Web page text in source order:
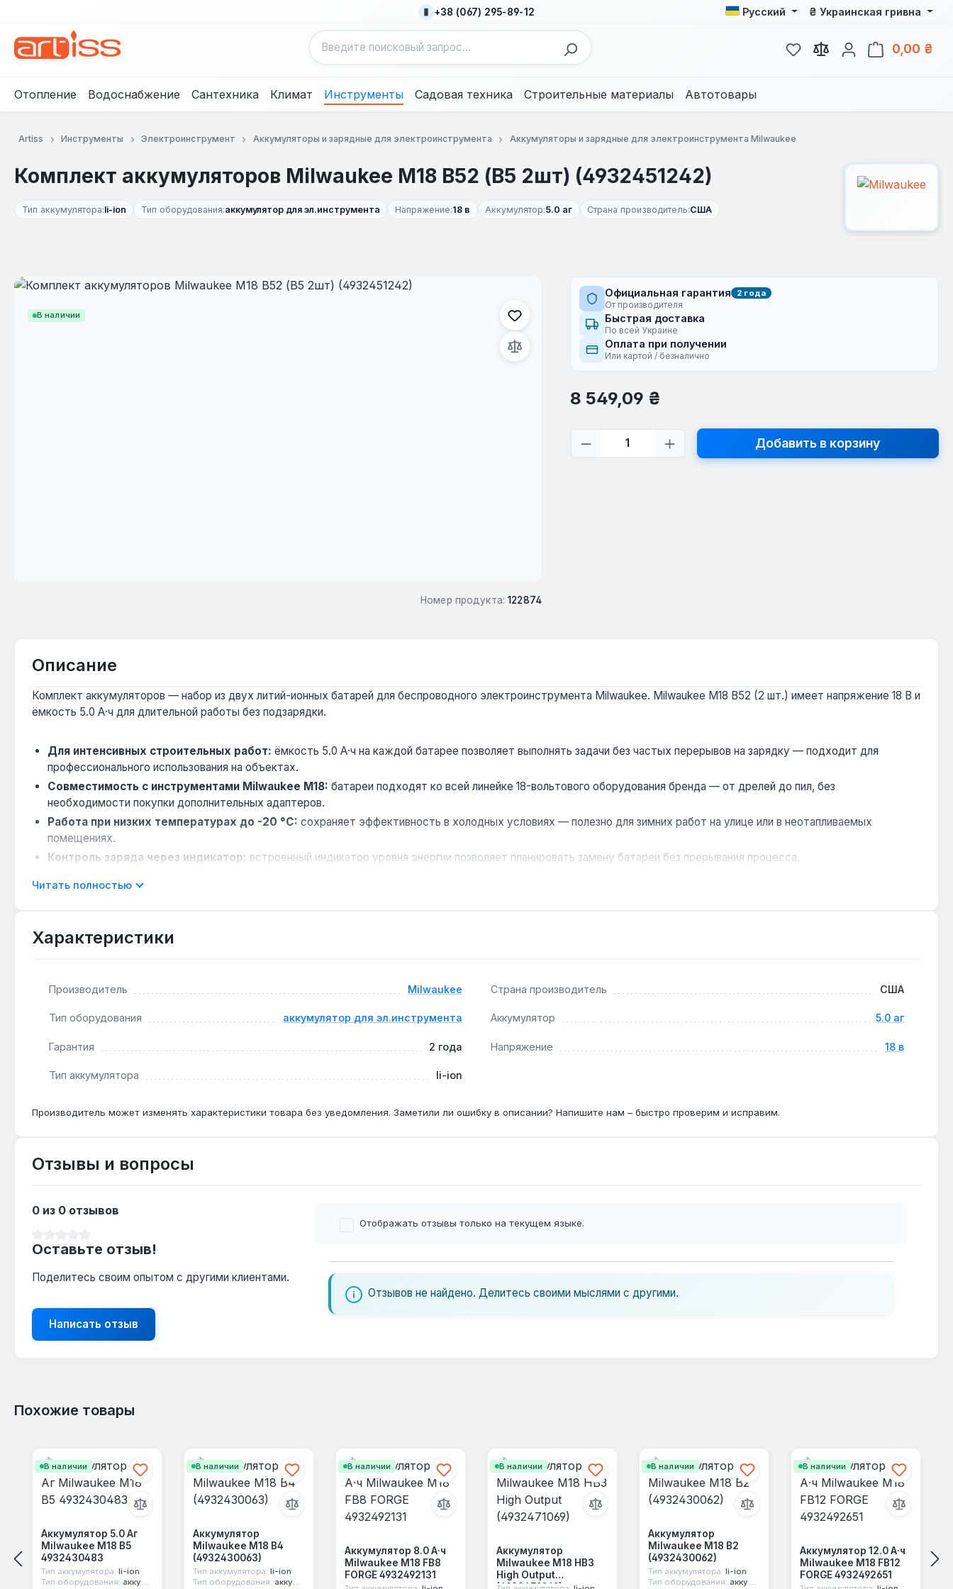
+38 (067) 295-89-12 Русский ₴ Украинская гривна
У вас есть товары из
0,00 ₴
Отопление Водоснабжение Сантехника Климат Инструменты Садовая техника Строительные материалы Автотовары
Artiss Инструменты Электроинструмент Аккумуляторы и зарядные для электроинструмента Аккумуляторы и зарядные для электроинструмента Milwaukee
Комплект аккумуляторов Milwaukee M18 B52 (В5 2шт) (4932451242)
Тип аккумулятора:li-ion Тип оборудования:аккумулятор для эл.инструмента Напряжение:18 в Аккумулятор:5.0 аг Страна производитель:США
В наличии
Пропустить галерею изображений
Номер продукта: 122874
Официальная гарантия 2 года
От производителя
Быстрая доставка
По всей Украине
Оплата при получении
Или картой / безналично
Обычная цена:
8 549,09 ₴
Количество продукта: введите желаемое
Добавить в корзину
Описание
Комплект аккумуляторов — набор из двух литий-ионных батарей для беспроводного электроинструмента Milwaukee. Milwaukee M18 B52 (2 шт.) имеет напряжение 18 В и
ёмкость 5.0 А·ч для длительной работы без подзарядки.
Для интенсивных строительных работ: ёмкость 5.0 А·ч на каждой батарее позволяет выполнять задачи без частых перерывов на зарядку — подходит для
профессионального использования на объектах.
Совместимость с инструментами Milwaukee M18: батареи подходят ко всей линейке 18-вольтового оборудования бренда — от дрелей до пил, без
необходимости покупки дополнительных адаптеров.
Работа при низких температурах до -20 °C: сохраняет эффективность в холодных условиях — полезно для зимних работ на улице или в неотапливаемых
помещениях.
Контроль заряда через индикатор: встроенный индикатор уровня энергии позволяет планировать замену батареи без прерывания процесса.
Сколько времени заряжается одна батарея?
Время заряда зависит от зарядного устройства — для полного восстановления 5.0 А·ч при использовании штатного зарядного устройства Milwaukee требуется
Читать полностью
Характеристики
Производитель Milwaukee Страна производитель США
Тип оборудования аккумулятор для эл.инструмента Аккумулятор 5.0 аг
Гарантия 2 года Напряжение 18 в
Тип аккумулятора li-ion
Производитель может изменять характеристики товара без уведомления. Заметили ли ошибку в описании? Напишите нам – быстро проверим и исправим.
Отзывы и вопросы
0 из 0 отзывов
Оставьте отзыв!
Поделитесь своим опытом с другими клиентами.
Написать отзыв
Отображать отзывы только на текущем языке.
Отзывов не найдено. Делитесь своими мыслями с другими.
Похожие товары
В наличии
Аккумулятор 5.0 Аг
Milwaukee M18 B5
4932430483
Тип аккумулятора: li-ion
Тип оборудования: аккумулятор для эл.инструмента
В наличии
Аккумулятор
Milwaukee M18 B4
(4932430063)
Тип аккумулятора: li-ion
Тип оборудования: аккумулятор для эл.инструмента
В наличии
Аккумулятор 8.0 А·ч
Milwaukee M18 FB8
FORGE 4932492131
В наличии
Аккумулятор
Milwaukee M18 HB3
High Output
В наличии
Аккумулятор
Milwaukee M18 B2
(4932430062)
Тип аккумулятора: li-ion
Тип оборудования: аккумулятор для эл.инструмента
В наличии
Аккумулятор 12.0 А·ч
Milwaukee M18 FB12
FORGE 4932492651